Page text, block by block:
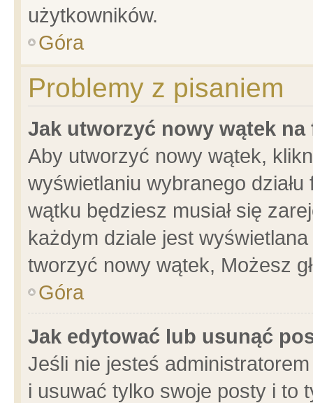
użytkowników.
Góra
Problemy z pisaniem
Jak utworzyć nowy wątek na
Aby utworzyć nowy wątek,
wyświetlaniu wybranego
wątku będziesz musiał się
każdym dziale jest
tworzyć nowy wątek, Możesz
Góra
Jak edytować lub usunąć
Jeśli nie jesteś
i usuwać tylko swoje posty i to